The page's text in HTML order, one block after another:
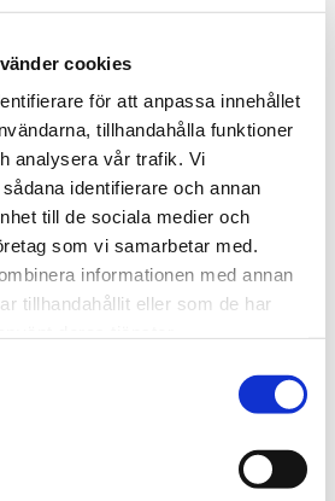
cookies
för att anpassa innehållet
tillhandahålla funktioner
analysera vår trafik. Vi
identifierare och annan
till de sociala medier och
som vi samarbetar med.
informationen med annan
tillhandahållit eller som de har
BLANDNINGEN
WHITEdosor
PostNord
skickas samma dag
All White
Spearmint
6mg/portion